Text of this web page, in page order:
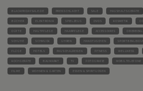
BLACKFRIDAYSALE.DE PREISSCHLACHT SALE HAUSHALTSGERÄTE
BÜCHER ELEKTRONIK SPIELZEUG DVDS KOSMETIK
DÜFTE HAUTPFLEGE HAARPFLEGE ACCESSOIRES
SCHUHE SCHMUCK UHREN HANDTASCHEN
FLÜGE HOTELS PAUSCHALREISEN FITNESS WELLNESS
KOCHGERÄTE BAUMARKT TV FOTOGRAFIE MOBILTELEFONE
FILME WOHNEN & GARTEN ESSEN & SPIRITUOSEN